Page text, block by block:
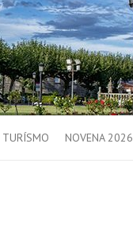
TURÍSMO NOVENA 2026